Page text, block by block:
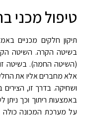
טיפול מכני
תיקון חלקים מכניים
בשיטה הקרה. השיטה
(השיטה החמה). בשיטה
אלא מחברים אליו את החלק
ושחיקה. בדרך זו, הצירים
באמצעות ריתוך וכך ניתן
על מערכת המכונה